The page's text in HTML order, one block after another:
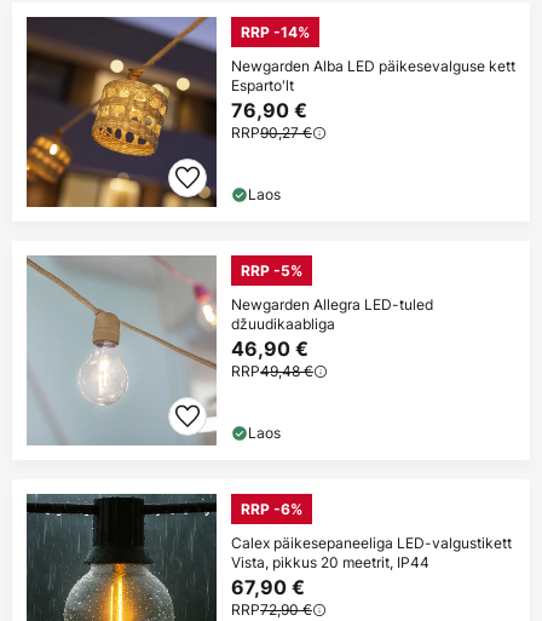
RRP -14%
Newgarden Alba LED päikesevalguse kett
Esparto'lt
76,90 €
RRP90,27 €
Laos
RRP -5%
Newgarden Allegra LED-tuled
džuudikaabliga
46,90 €
RRP49,48 €
Laos
RRP -6%
Calex päikesepaneeliga LED-valgustikett
Vista, pikkus 20 meetrit, IP44
67,90 €
RRP72,90 €